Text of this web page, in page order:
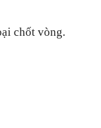
chốt vòng.